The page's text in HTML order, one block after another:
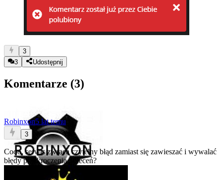
3
3
Udostępnij
Komentarze (3)
Robinxon5 lat temu
3
Cooo, serwis zwraca czytelny błąd zamiast się zawieszać i wywalać
błędy przekroczenia poleceń?